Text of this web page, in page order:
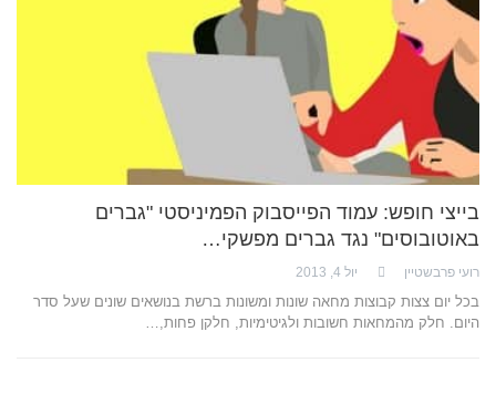
בייצי חופש: עמוד הפייסבוק הפמיניסטי "גברים
באוטובוסים" נגד גברים מפשקי…
רועי פרבשטיין יול 4, 2013
בכל יום צצות קבוצות מחאה שונות ומשונות ברשת בנושאים שונים שעל סדר
היום. חלק מהמחאות חשובות ולגיטימיות, חלקן פחות,…